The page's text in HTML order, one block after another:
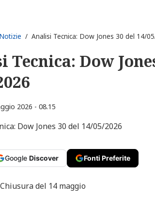
Notizie / Analisi Tecnica: Dow Jones 30 del 14/
Tecnica: Dow
2026 - 08.15
Google Discover Fonti Preferite
del 14 maggio